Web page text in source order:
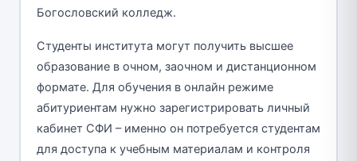
Богословский колледж.
Студенты института могут получить высшее
образование в очном, заочном и дистанционном
формате. Для обучения в онлайн режиме
абитуриентам нужно зарегистрировать личный
кабинет СФИ – именно он потребуется студентам
для доступа к учебным материалам и контроля